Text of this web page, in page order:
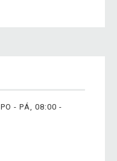
PO - PÁ, 08:00 -